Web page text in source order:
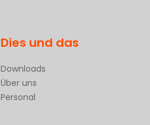
Dies und das
Downloads
Über uns
Personal